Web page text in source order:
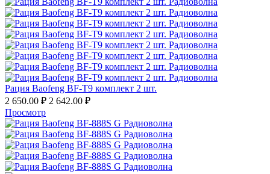
Рация Baofeng BF-T9 комплект 2 шт.
2 650.00 ₽ 2 642.00 ₽
Просмотр